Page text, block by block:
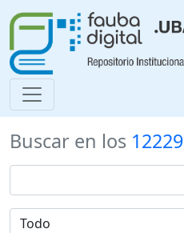
Buscar en los 12229